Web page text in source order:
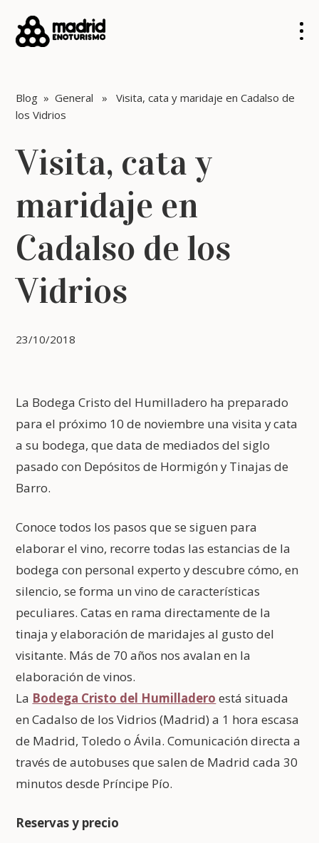
Blog »General » Visita, cata y maridaje en Cadalso de
los Vidrios
Visita, cata y
maridaje en
Cadalso de los
Vidrios
23/10/2018
La Bodega Cristo del Humilladero ha preparado
para el próximo 10 de noviembre una visita y cata
a su bodega, que data de mediados del siglo
pasado con Depósitos de Hormigón y Tinajas de
Barro.
Conoce todos los pasos que se siguen para
elaborar el vino, recorre todas las estancias de la
bodega con personal experto y descubre cómo, en
silencio, se forma un vino de características
peculiares. Catas en rama directamente de la
tinaja y elaboración de maridajes al gusto del
visitante. Más de 70 años nos avalan en la
elaboración de vinos.
La Bodega Cristo del Humilladero está situada
en Cadalso de los Vidrios (Madrid) a 1 hora escasa
de Madrid, Toledo o Ávila. Comunicación directa a
través de autobuses que salen de Madrid cada 30
minutos desde Príncipe Pío.
Reservas y precio